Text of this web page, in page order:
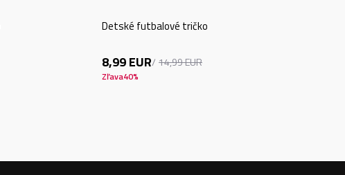
Detské futbalové tričko
8,99EUR 14,99EUR
Zľava40%